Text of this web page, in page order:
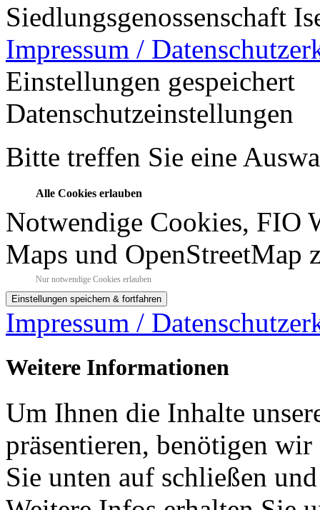
Siedlungsgenossenschaft
Impressum /
Einstellungen gespeichert
Datenschutzeinstellungen
Bitte treffen Sie eine
Alle Cookies erlauben
Notwendige Cookies, FIO
Maps und OpenStreetMap
Nur notwendige Cookies erlauben
Impressum /
Weitere Informationen
Um Ihnen die Inhalte
präsentieren, benötigen
Sie unten auf schließen